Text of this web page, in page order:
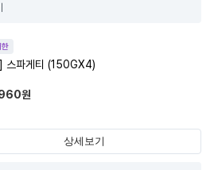
한
스파게티 (150GX4)
원
상세보기